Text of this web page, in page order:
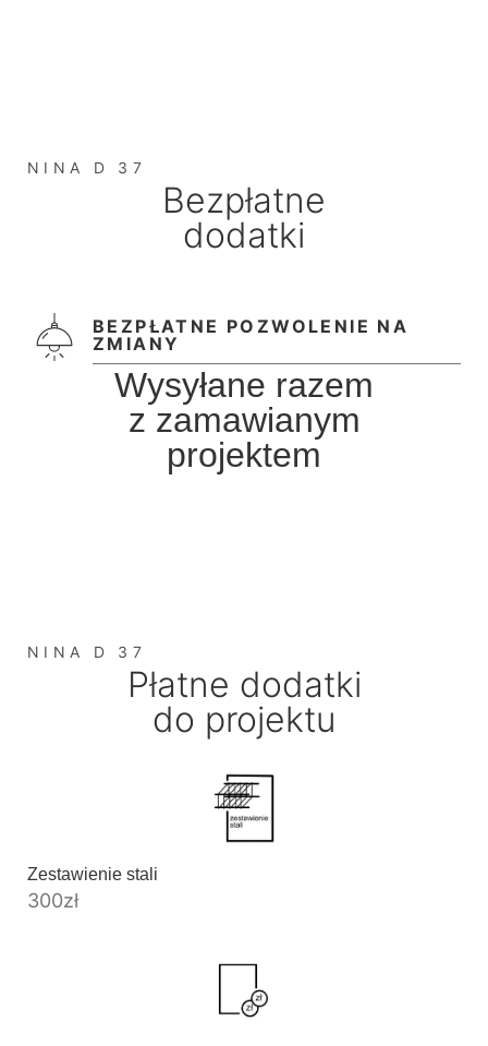
NINA D 37
Bezpłatne
dodatki
BEZPŁATNE POZWOLENIE NA
ZMIANY
Wysyłane razem
z zamawianym
projektem
NINA D 37
Płatne dodatki
do projektu
Zestawienie stali
300zł